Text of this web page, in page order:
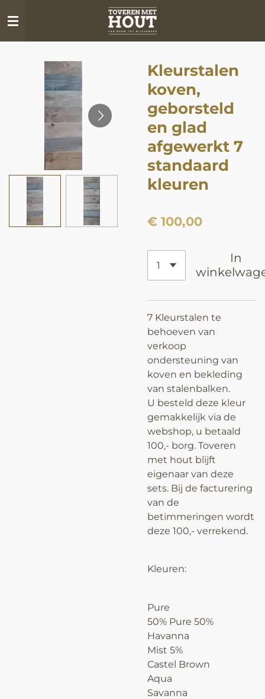
direct
naar
hoofdinhoud
Kleurstalen
koven,
geborsteld
en glad
afgewerkt 7
standaard
kleuren
€ 100,00
In
7 Kleurstalen te
behoeven van
verkoop
ondersteuning van
koven en bekleding
van stalenbalken.
U besteld deze kleur
gemakkelijk via de
webshop, u betaald
100,- borg. Toveren
met hout blijft
eigenaar van deze
sets. Bij de facturering
van de
betimmeringen wordt
deze 100,- verrekend.
Kleuren:
Pure
50% Pure 50%
Havanna
Mist 5%
Castel Brown
Aqua
Savanna